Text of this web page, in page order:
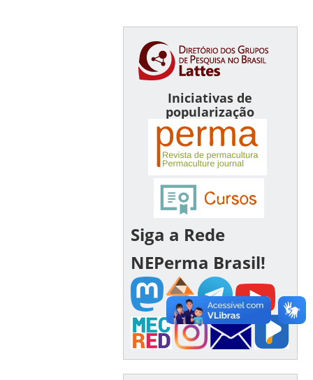
Iniciativas de
popularização
Siga a Rede
NEPerma Brasil!